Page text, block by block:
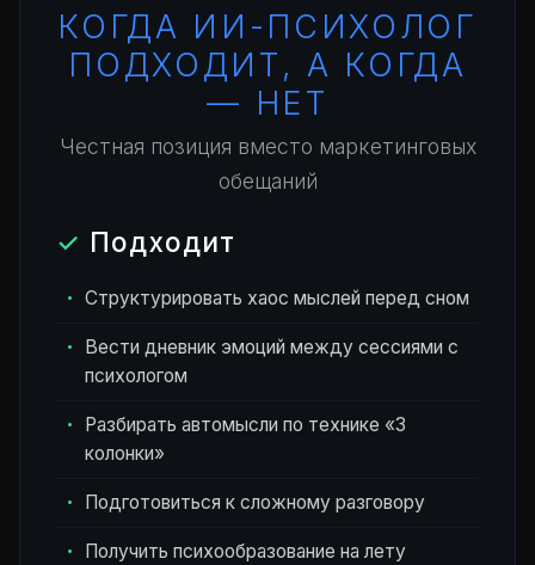
КОГДА ИИ-ПСИХОЛОГ
ПОДХОДИТ, А КОГДА
— НЕТ
Честная позиция вместо маркетинговых
обещаний
Подходит
Структурировать хаос мыслей перед сном
Вести дневник эмоций между сессиями с
психологом
Разбирать автомысли по технике «3
колонки»
Подготовиться к сложному разговору
Получить психообразование на лету